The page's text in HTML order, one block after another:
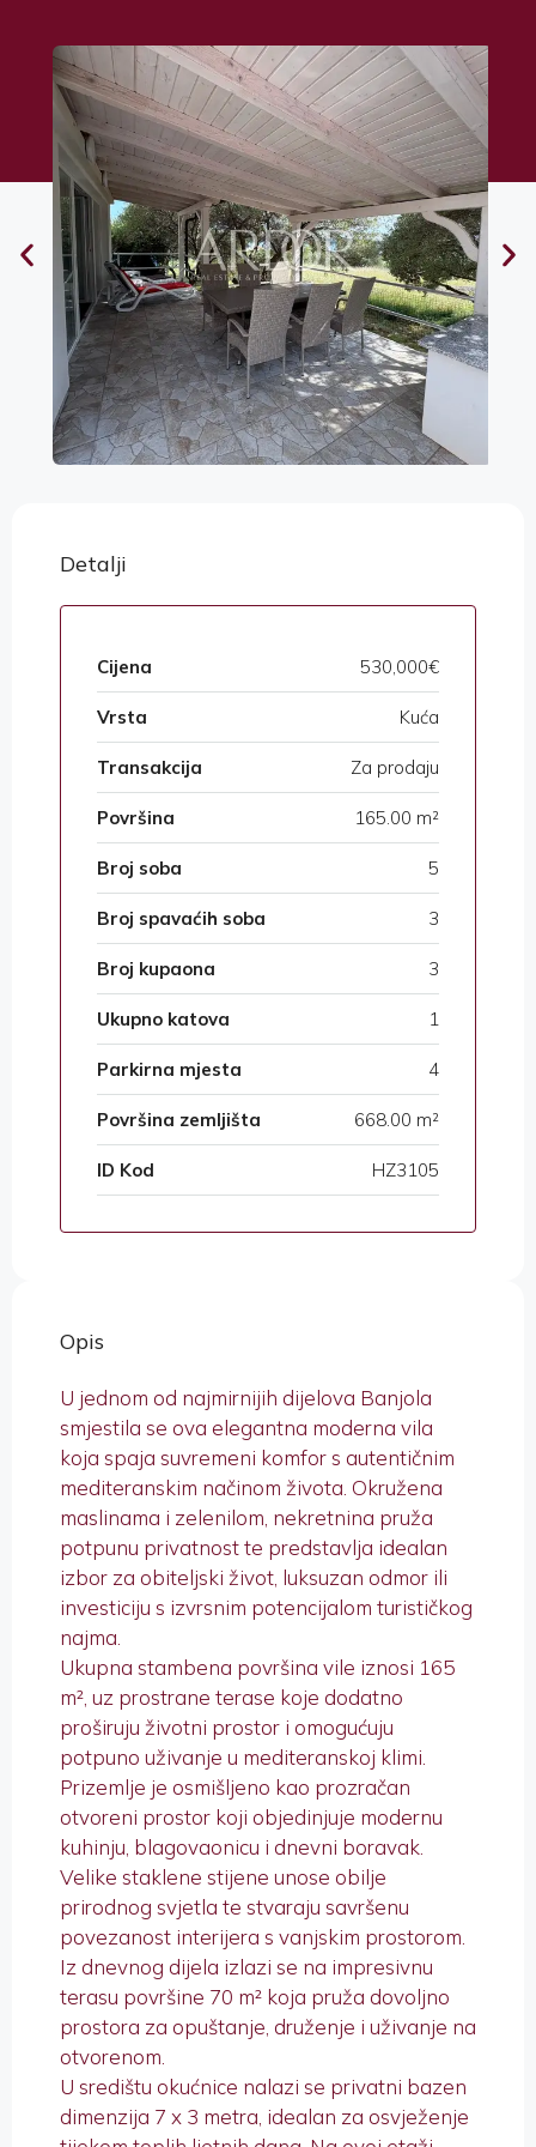
Detalji
Cijena 530,000€
Vrsta Kuća
Transakcija Za prodaju
Površina 165.00 m²
Broj soba 5
Broj spavaćih soba 3
Broj kupaona 3
Ukupno katova 1
Parkirna mjesta 4
Površina zemljišta 668.00 m²
ID Kod HZ3105
Opis
U jednom od najmirnijih dijelova Banjola
smjestila se ova elegantna moderna vila
koja spaja suvremeni komfor s autentičnim
mediteranskim načinom života. Okružena
maslinama i zelenilom, nekretnina pruža
potpunu privatnost te predstavlja idealan
izbor za obiteljski život, luksuzan odmor ili
investiciju s izvrsnim potencijalom turističkog
najma.
Ukupna stambena površina vile iznosi 165
m², uz prostrane terase koje dodatno
proširuju životni prostor i omogućuju
potpuno uživanje u mediteranskoj klimi.
Prizemlje je osmišljeno kao prozračan
otvoreni prostor koji objedinjuje modernu
kuhinju, blagovaonicu i dnevni boravak.
Velike staklene stijene unose obilje
prirodnog svjetla te stvaraju savršenu
povezanost interijera s vanjskim prostorom.
Iz dnevnog dijela izlazi se na impresivnu
terasu površine 70 m² koja pruža dovoljno
prostora za opuštanje, druženje i uživanje na
otvorenom.
U središtu okućnice nalazi se privatni bazen
dimenzija 7 x 3 metra, idealan za osvježenje